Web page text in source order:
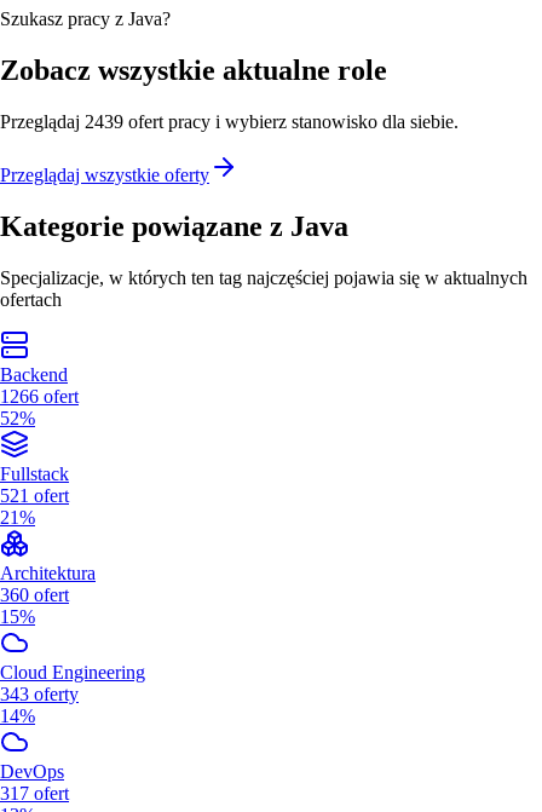
Szukasz pracy z Java?
Zobacz wszystkie aktualne role
Przeglądaj 2439 ofert pracy i wybierz stanowisko dla siebie.
Przeglądaj wszystkie oferty
Kategorie powiązane z Java
Specjalizacje, w których ten tag najczęściej pojawia się w aktualnych
ofertach
Backend
1266 ofert
52%
Fullstack
521 ofert
21%
Architektura
360 ofert
15%
Cloud Engineering
343 oferty
14%
DevOps
317 ofert